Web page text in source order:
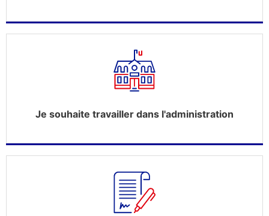
Je souhaite travailler dans l'administration